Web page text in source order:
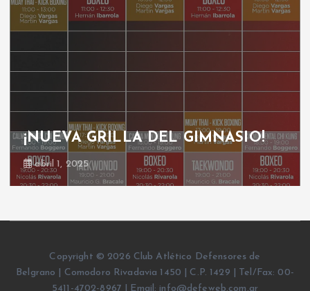
¡NUEVA GRILLA DEL GIMNASIO!
abril 1, 2025
Copyright © 2026 Club Atlético Defensores de
Belgrano | Comodoro Rivadavia 1450 | C.P. 1429 | Tel/Fax: 00-
5411-4702-8967 | Email: info@defeweb.com.ar